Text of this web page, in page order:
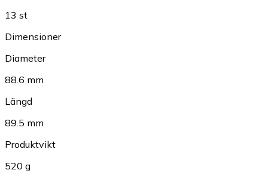
13 st
Dimensioner
Diameter
88.6 mm
Längd
89.5 mm
Produktvikt
520 g